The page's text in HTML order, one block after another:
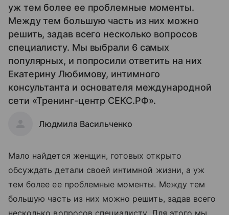
уж тем более ее проблемные моменты.
Между тем большую часть из них можно
решить, задав всего несколько вопросов
специалисту. Мы выбрали 6 самых
популярных, и попросили ответить на них
Екатерину Любимову, интимного
консультанта и основателя международной
сети «Тренинг-центр СЕКС.РФ».
Людмила Васильченко
Мало найдется женщин, готовых открыто
обсуждать детали своей интимной жизни, а уж
тем более ее проблемные моменты. Между тем
большую часть из них можно решить, задав всего
несколько вопросов специалисту. Для этого мы